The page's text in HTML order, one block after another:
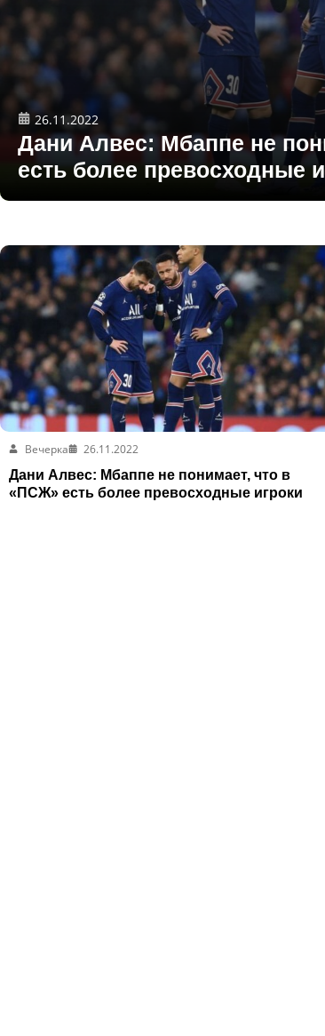
26.11.2022
Дани Алвес: Мбаппе не
есть более превосходные
Вечерка
26.11.2022
Дани Алвес: Мбаппе не понимает, что в
«ПСЖ» есть более превосходные игроки